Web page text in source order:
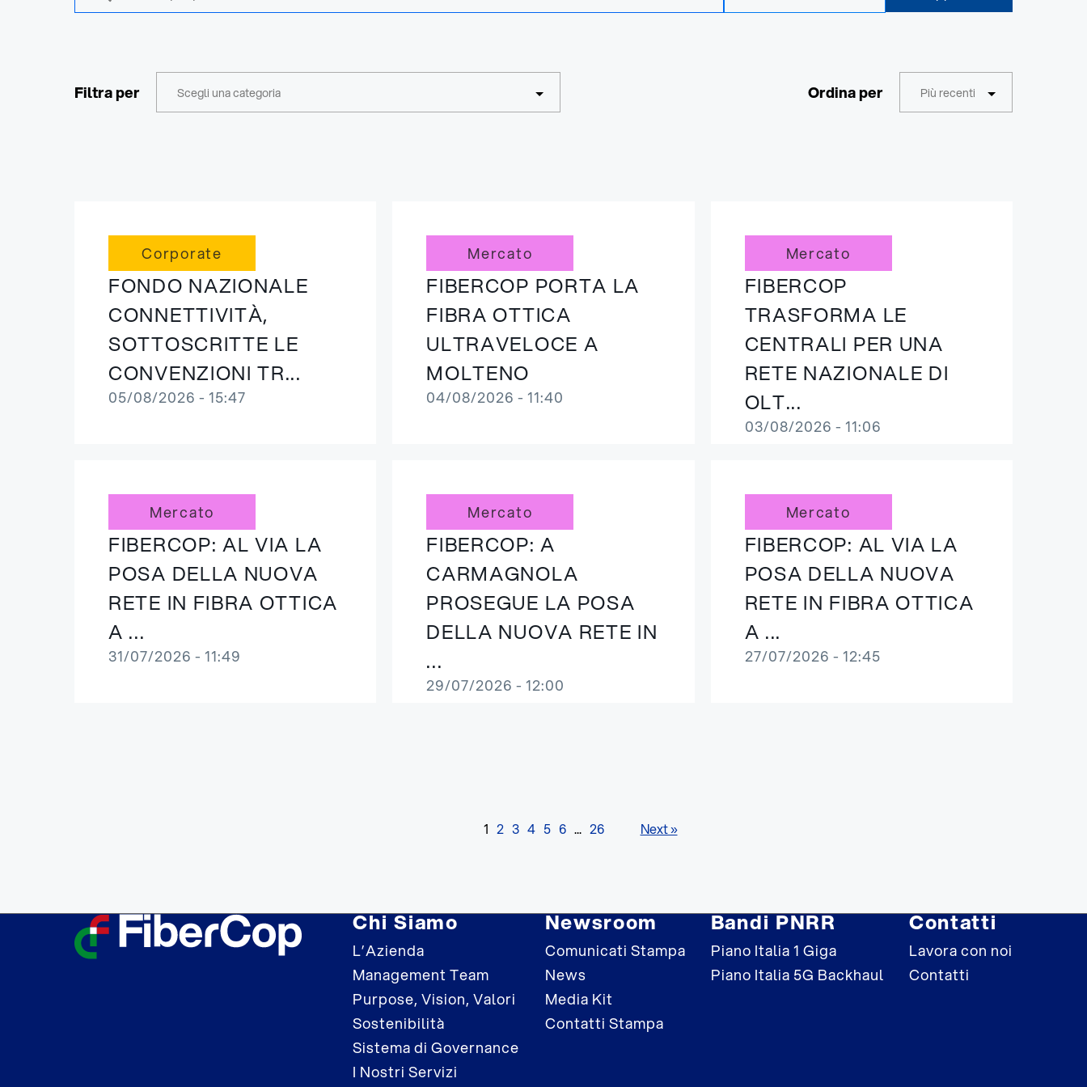
Filtra per Scegli una categoria Ordina per Più recenti
Corporate
FONDO NAZIONALE
CONNETTIVITÀ,
SOTTOSCRITTE LE
CONVENZIONI TR...
05/08/2026 - 15:47
Mercato
FIBERCOP PORTA LA
FIBRA OTTICA
ULTRAVELOCE A
MOLTENO
04/08/2026 - 11:40
Mercato
FIBERCOP
TRASFORMA LE
CENTRALI PER UNA
RETE NAZIONALE DI
OLT...
03/08/2026 - 11:06
Mercato
FIBERCOP: AL VIA LA
POSA DELLA NUOVA
RETE IN FIBRA OTTICA
A ...
31/07/2026 - 11:49
Mercato
FIBERCOP: A
CARMAGNOLA
PROSEGUE LA POSA
DELLA NUOVA RETE IN
...
29/07/2026 - 12:00
Mercato
FIBERCOP: AL VIA LA
POSA DELLA NUOVA
RETE IN FIBRA OTTICA
A ...
27/07/2026 - 12:45
1 2 3 4 5 6 ... 26 Next »
Chi Siamo
L’Azienda
Management Team
Purpose, Vision, Valori
Sostenibilità
Sistema di Governance
I Nostri Servizi
Newsroom
Comunicati Stampa
News
Media Kit
Contatti Stampa
Bandi PNRR
Piano Italia 1 Giga
Piano Italia 5G Backhaul
Contatti
Lavora con noi
Contatti